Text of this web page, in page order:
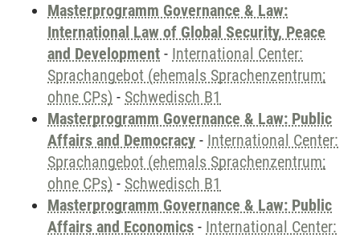
Masterprogramm Governance & Law:
International Law of Global Security, Peace
and Development - International Center:
Sprachangebot (ehemals Sprachenzentrum;
ohne CPs) - Schwedisch B1
Masterprogramm Governance & Law: Public
Affairs and Democracy - International Center:
Sprachangebot (ehemals Sprachenzentrum;
ohne CPs) - Schwedisch B1
Masterprogramm Governance & Law: Public
Affairs and Economics - International Center: